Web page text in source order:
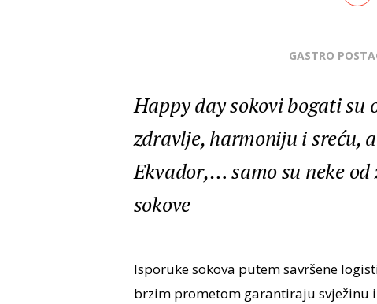
GASTRO
Happy day sokovi bogati su
zdravlje, harmoniju i sreću,
Ekvador,… samo su neke
sokove
Isporuke sokova putem savršene
brzim prometom garantiraju svježinu